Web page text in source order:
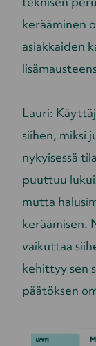
kerääminen
asiakkaiden
Lauri:
siihen, miksi
nykyisessä
puuttuu
mutta
keräämisen.
vaikuttaa
kehittyy sen
päätöksen